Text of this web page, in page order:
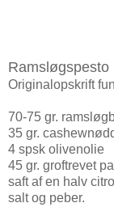
Ramsløgspesto
Originalopskrift
70-75 gr.
35 gr.
4 spsk olivenolie
45 gr. groftrevet
saft af en halv
salt og peber.